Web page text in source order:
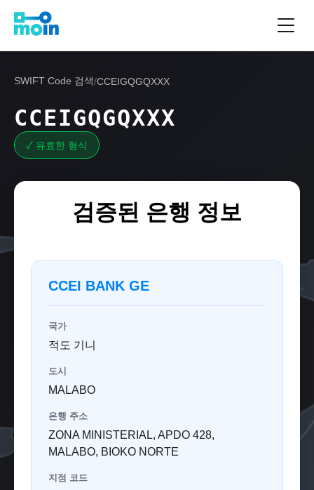
SWIFT Code 검색/CCEIGQGQXXX
CCEIGQGQXXX
✓ 유효한 형식
검증된 은행 정보
CCEI BANK GE
국가
적도 기니
도시
MALABO
은행 주소
ZONA MINISTERIAL, APDO 428,
MALABO, BIOKO NORTE
지점 코드